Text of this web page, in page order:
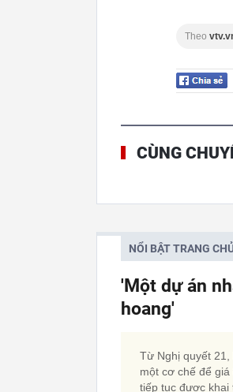
Theo
CÙNG
NỔI BẬT TRANG
'Một dự án
hoang'
Từ Nghị quyết
một cơ chế để
tiếp tục được khai